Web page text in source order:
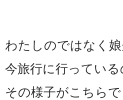
わたしのではなく
今旅行に行ってい
その様子がこちら